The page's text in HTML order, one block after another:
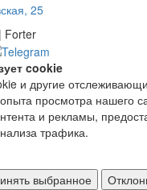
25
Forter
cookie
и другие
просмотра нашего
и рекламы,
трафика.
выбранное